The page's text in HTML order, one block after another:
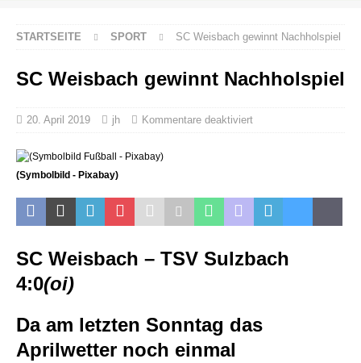
STARTSEITE SPORT SC Weisbach gewinnt Nachholspiel
SC Weisbach gewinnt Nachholspiel
20. April 2019 jh Kommentare deaktiviert
(Symbolbild - Pixabay)
SC Weisbach – TSV Sulzbach
4:0(oi)
Da am letzten Sonntag das
Aprilwetter noch einmal